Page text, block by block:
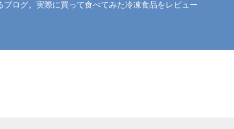
ブログ。実際に買って食べてみた冷凍食品をレビュー